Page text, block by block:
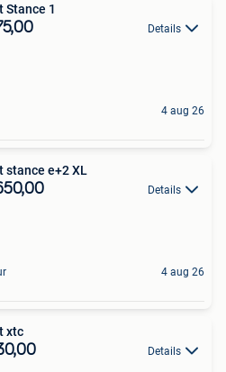
Stance 1
Details
4 aug 26
stance e+2 XL
Details
4 aug 26
xtc
Details